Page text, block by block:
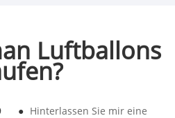
Luftballons
● Hinterlassen Sie mir eine